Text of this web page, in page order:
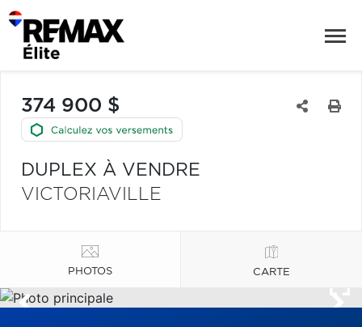
374 900 $
DUPLEX À VENDRE
VICTORIAVILLE
PHOTOS CARTE